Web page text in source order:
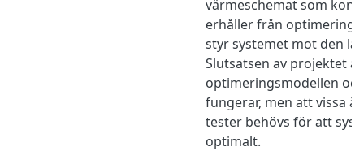
värmeschemat som
erhåller från
styr systemet mot den
Slutsatsen av projektet
optimeringsmodellen
fungerar, men att vissa
tester behövs för att
optimalt.